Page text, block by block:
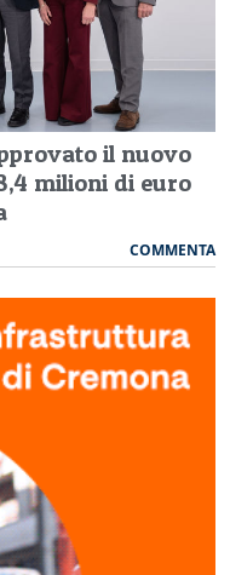
il nuovo
milioni di euro
COMMENTA